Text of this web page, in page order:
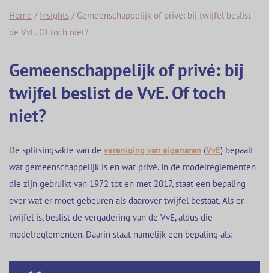
Home / Insights / Gemeenschappelijk of privé: bij twijfel beslist
de VvE. Of toch niet?
Gemeenschappelijk of privé: bij
twijfel beslist de VvE. Of toch
niet?
De splitsingsakte van de vereniging van eigenaren (VvE) bepaalt
wat gemeenschappelijk is en wat privé. In de modelreglementen
die zijn gebruikt van 1972 tot en met 2017, staat een bepaling
over wat er moet gebeuren als daarover twijfel bestaat. Als er
twijfel is, beslist de vergadering van de VvE, aldus die
modelreglementen. Daarin staat namelijk een bepaling als: